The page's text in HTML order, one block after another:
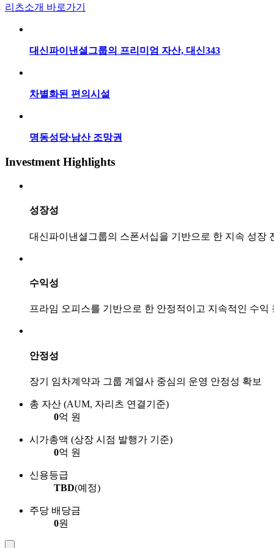
리츠소개 바로가기
대신파이낸셜그룹의 프리미엄 자산, 대신343
차별화된 편의시설
명동성당∙남산 조망권
Investment Highlights
성장성
대신파이낸셜그룹의 스폰서십을 기반으로 한 지속 성장
수익성
프라임 오피스를 기반으로 한 안정적이고 지속적인 수익
안정성
장기 임차계약과 그룹 계열사 중심의 운영 안정성 확보
총 자산 (AUM, 자리츠 연결기준)
0억 원
시가총액 (상장 시점 발행가 기준)
0억 원
신용등급
TBD(예정)
주당 배당금
0원